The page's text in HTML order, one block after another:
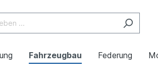
Fahrzeugbau Federung